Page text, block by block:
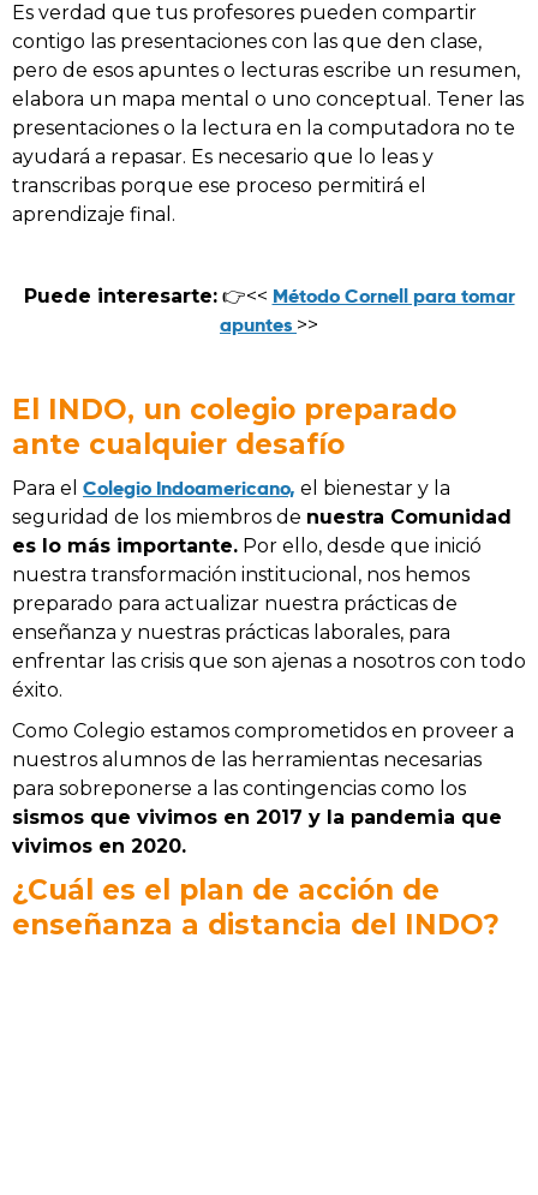
Es verdad que tus profesores pueden compartir
contigo las presentaciones con las que den clase,
pero de esos apuntes o lecturas escribe un resumen,
elabora un mapa mental o uno conceptual. Tener las
presentaciones o la lectura en la computadora no te
ayudará a repasar. Es necesario que lo leas y
transcribas porque ese proceso permitirá el
aprendizaje final.
Puede interesarte:👉<< Método Cornell para tomar
apuntes >>
El INDO, un colegio preparado
ante cualquier desafío
Para el Colegio Indoamericano, el bienestar y la
seguridad de los miembros de nuestra Comunidad
es lo más importante. Por ello, desde que inició
nuestra transformación institucional, nos hemos
preparado para actualizar nuestra prácticas de
enseñanza y nuestras prácticas laborales, para
enfrentar las crisis que son ajenas a nosotros con todo
éxito.
Como Colegio estamos comprometidos en proveer a
nuestros alumnos de las herramientas necesarias
para sobreponerse a las contingencias como los
sismos que vivimos en 2017 y la pandemia que
vivimos en 2020.
¿Cuál es el plan de acción de
enseñanza a distancia del INDO?